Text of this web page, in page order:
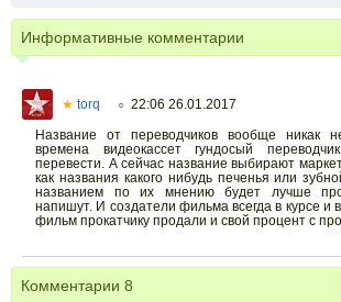
Информативные комментарии
★ torq ○ 22:06 26.01.2017
Название от переводчиков вообще никак
времена видеокассет гундосый
перевести. А сейчас название выбирают
как названия какого нибудь печенья или
названием по их мнению будет лучше
напишут. И создатели фильма всегда в курсе и
фильм прокатчику продали и свой процент с
Комментарии 8